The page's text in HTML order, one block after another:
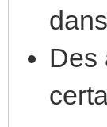
Des